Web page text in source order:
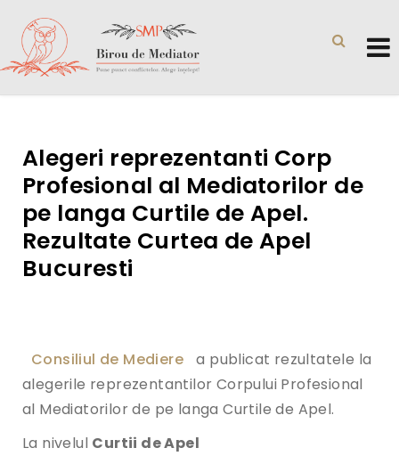
Alegeri reprezentanti Corp
Profesional al Mediatorilor de
pe langa Curtile de Apel.
Rezultate Curtea de Apel
Bucuresti
Consiliul de Mediere
a publicat rezultatele la
alegerile reprezentantilor Corpului Profesional
al Mediatorilor de pe langa Curtile de Apel.
La nivelul Curtii de Apel